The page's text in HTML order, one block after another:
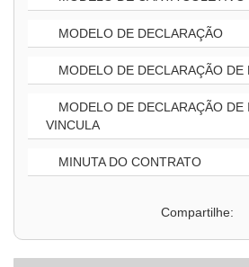
MODELO DE DECLARAÇÃO
MODELO DE DECLARAÇÃO DE
MODELO DE DECLARAÇÃO DE
VINCULA
MINUTA DO CONTRATO
Compartilhe: